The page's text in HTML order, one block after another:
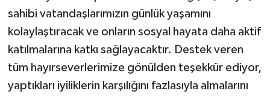
sahibi vatandaşlarımızın günlük yaşamını
kolaylaştıracak ve onların sosyal hayata daha aktif
katılmalarına katkı sağlayacaktır. Destek veren
tüm hayırseverlerimize gönülden teşekkür ediyor,
yaptıkları iyiliklerin karşılığını fazlasıyla almalarını